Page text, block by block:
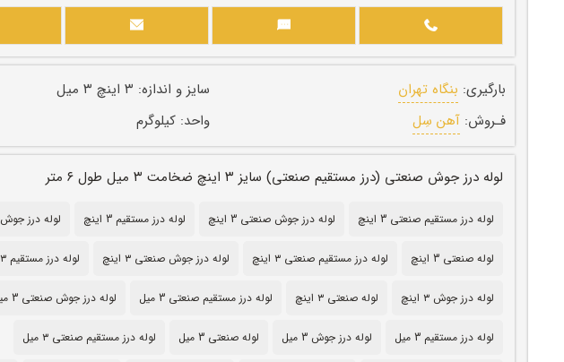
بارگیری: بنگاه تهران
فـروش: آهن سِل
سایز و اندازه: ۳ اینچ ۳ میل
واحد: کیلوگرم
لوله درز جوش صنعتی (درز مستقیم صنعتی) سایز ۳ اینچ ضخامت ۳ میل طول ۶ متر
لوله درز مستقیم صنعتی 3 اینچ لوله درز جوش صنعتی 3 اینچ لوله درز مستقیم 3 اینچ لوله درز جوش 3 اینچ
لوله صنعتی 3 اینچ لوله درز مستقیم صنعتی ۳ اینچ لوله درز جوش صنعتی ۳ اینچ لوله درز مستقیم ۳ اینچ
لوله درز جوش ۳ اینچ لوله صنعتی ۳ اینچ لوله درز مستقیم صنعتی 3 میل لوله درز جوش صنعتی 3 میل
لوله درز مستقیم 3 میل لوله درز جوش 3 میل لوله صنعتی 3 میل لوله درز مستقیم صنعتی ۳ میل